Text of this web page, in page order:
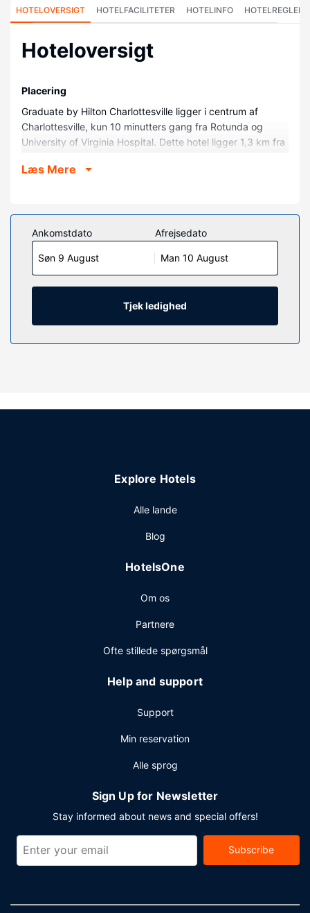
HOTELOVERSIGT HOTELFACILITETER HOTELINFO HOTELREGLER
Hoteloversigt
Placering
Graduate by Hilton Charlottesville ligger i centrum af
Charlottesville, kun 10 minutters gang fra Rotunda og
University of Virginia Hospital. Dette hotel ligger 1,3 km fra
Værelser
køleskab. Med gratis Wi-Fi kan du altid komme på nettet,
og kabelkanaler sørger for underholdningen.
Badeværelserne har badekar eller bruser og hårtørrer.
Faciliteter inkluderer pengeskabe og skriveborde, og
rengøring udføres dagligt.
døgnåbent fitnesscenter. Andre faciliteter på dette hotel
Gæsterne har blandt andet adgang til
bagageopbevaring. Dette hotel har 4 møde- og
(tillægsgebyr) er til rådighed på stedet.
Læs Mere
Ankomstdato
Søn 9 August
Afrejsedato
Man 10 August
Tjek ledighed
Explore Hotels
Alle lande
Blog
HotelsOne
Om os
Partnere
Ofte stillede spørgsmål
Help and support
Support
Min reservation
Alle sprog
Sign Up for Newsletter
Stay informed about news and special offers!
Subscribe